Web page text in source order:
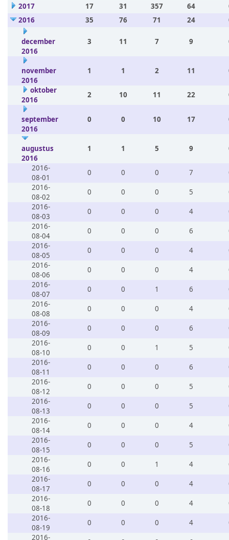
2017
17 31 357 64
2016
35 76 71 24
december
2016
3 11 7 9
november
2016
1 1 2 11
oktober
2016
2 10 11 22
september
2016
0 0 10 17
augustus
2016
1 1 5 9
2016-
08-01
0 0 0 7
2016-
08-02
0 0 0 5
2016-
08-03
0 0 0 4
2016-
08-04
0 0 0 6
2016-
08-05
0 0 0 4
2016-
08-06
0 0 0 4
2016-
08-07
0 0 1 6
2016-
08-08
0 0 0 4
2016-
08-09
0 0 0 6
2016-
08-10
0 0 1 5
2016-
08-11
0 0 0 6
2016-
08-12
0 0 0 5
2016-
08-13
0 0 0 5
2016-
08-14
0 0 0 4
2016-
08-15
0 0 0 5
2016-
08-16
0 0 1 4
2016-
08-17
0 0 0 4
2016-
08-18
0 0 0 4
2016-
08-19
0 0 0 4
2016-